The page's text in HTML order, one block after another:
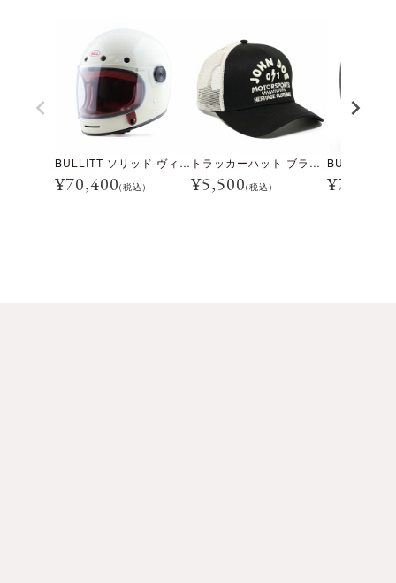
BULLITT ソリッド ヴィンテージホワイト
¥70,400(税込)
トラッカーハット ブラック ホワイト
¥5,500(税込) ¥70,400